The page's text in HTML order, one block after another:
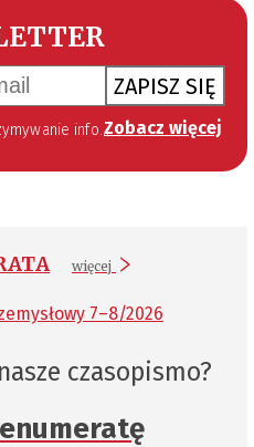
ZAPISZ SIĘ
drogą elektroniczną (Dz. U. 144 z 2002 r. poz. 1204). Zgoda jest dobrowolna, jednak jej wyrażenie jest konieczne, aby otrzymywać newsletter. Zobacz więcej
więcej
czasopismo?